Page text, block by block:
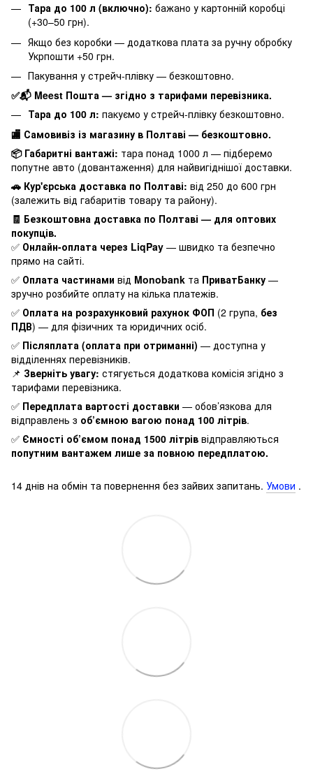
Тара до 100 л (включно): бажано у картонній коробці
(+30–50 грн).
Якщо без коробки — додаткова плата за ручну обробку
Укрпошти +50 грн.
Пакування у стрейч-плівку — безкоштовно.
✅📬 Meest Пошта — згідно з тарифами перевізника.
Тара до 100 л: пакуємо у стрейч-плівку безкоштовно.
🏬 Самовивіз із магазину в Полтаві — безкоштовно.
📦 Габаритні вантажі: тара понад 1000 л — підберемо
попутне авто (довантаження) для найвигіднішої доставки.
🚗 Кур'єрська доставка по Полтаві: від 250 до 600 грн
(залежить від габаритів товару та району).
🧾 Безкоштовна доставка по Полтаві — для оптових
покупців.
✅ Онлайн-оплата через LiqPay — швидко та безпечно
прямо на сайті.
✅ Оплата частинами від Monobank та ПриватБанку —
зручно розбийте оплату на кілька платежів.
✅ Оплата на розрахунковий рахунок ФОП (2 група, без
ПДВ) — для фізичних та юридичних осіб.
✅ Післяплата (оплата при отриманні) — доступна у
відділеннях перевізників.
📌 Зверніть увагу: стягується додаткова комісія згідно з
тарифами перевізника.
✅ Передплата вартості доставки — обов’язкова для
відправлень з об’ємною вагою понад 100 літрів.
✅ Ємності об’ємом понад 1500 літрів відправляються
попутним вантажем лише за повною передплатою.
14 днів на обмін та повернення без зайвих запитань. Умови .